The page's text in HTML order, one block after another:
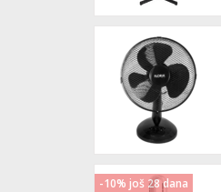
-10% još 28 dana